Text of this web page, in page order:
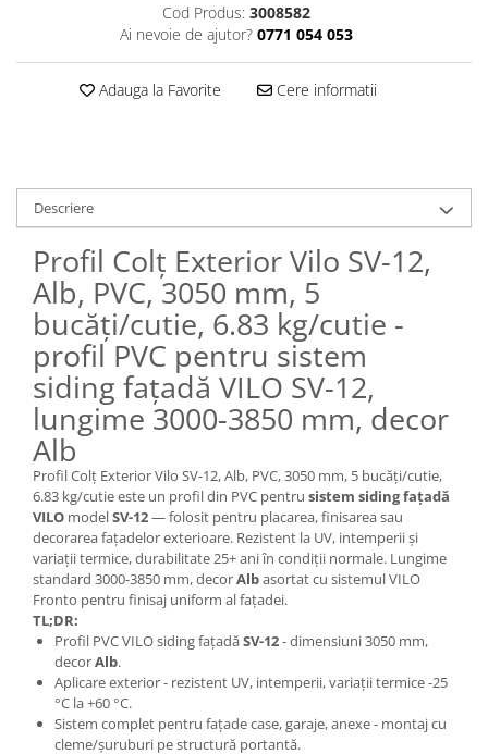
Cod Produs: 3008582
Ai nevoie de ajutor? 0771 054 053
Adauga la Favorite Cere informatii
Descriere
Profil Colț Exterior Vilo SV-12,
Alb, PVC, 3050 mm, 5
bucăți/cutie, 6.83 kg/cutie -
profil PVC pentru sistem
siding fațadă VILO SV-12,
lungime 3000-3850 mm, decor
Alb
Profil Colț Exterior Vilo SV-12, Alb, PVC, 3050 mm, 5 bucăți/cutie,
6.83 kg/cutie este un profil din PVC pentru sistem siding fațadă
VILO modelSV-12— folosit pentru placarea, finisarea sau
decorarea fațadelor exterioare. Rezistent la UV, intemperii și
variații termice, durabilitate 25+ ani în condiții normale. Lungime
standard 3000-3850 mm, decorAlbasortat cu sistemul VILO
Fronto pentru finisaj uniform al fațadei.
TL;DR:
Profil PVC VILO siding fațadăSV-12- dimensiuni 3050 mm,
decorAlb.
Aplicare exterior - rezistent UV, intemperii, variații termice -25
°C la +60 °C.
Sistem complet pentru fațade case, garaje, anexe - montaj cu
cleme/șuruburi pe structură portantă.